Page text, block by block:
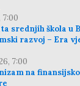
7:00
srednjih škola u
razvoj – Era
7:00
na